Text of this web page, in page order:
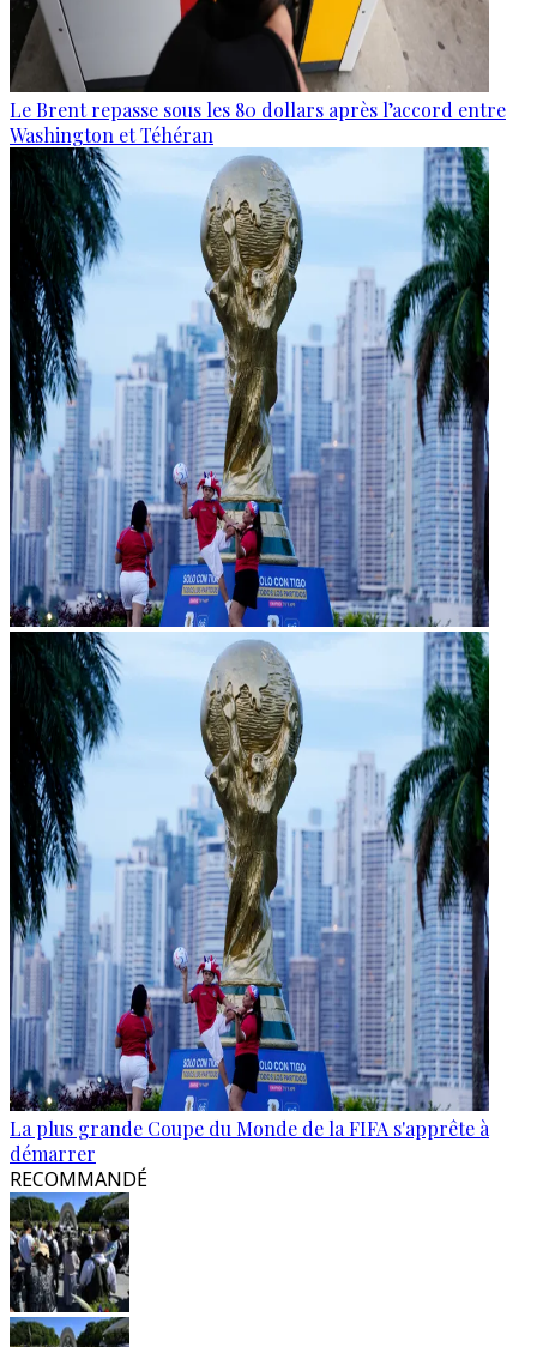
Le Brent repasse sous les 80 dollars après l’accord entre
Washington et Téhéran
La plus grande Coupe du Monde de la FIFA s'apprête à
démarrer
RECOMMANDÉ